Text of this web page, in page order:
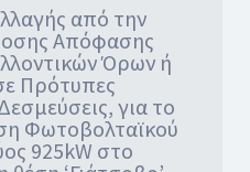
από την
Απόφασης
Όρων ή
Πρότυπες
για το
Φωτοβολταϊκού
925kW στο